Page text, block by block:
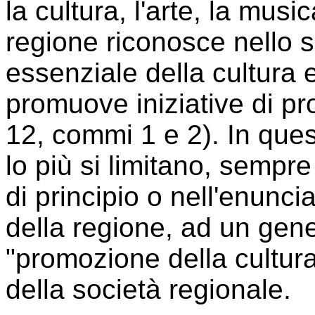
la cultura, l'arte, la
regione riconosce nello
essenziale della cultura
promuove iniziative di
12, commi 1 e 2). In
lo più si limitano,
di principio o
della regione, ad un
"promozione della
della società regionale.